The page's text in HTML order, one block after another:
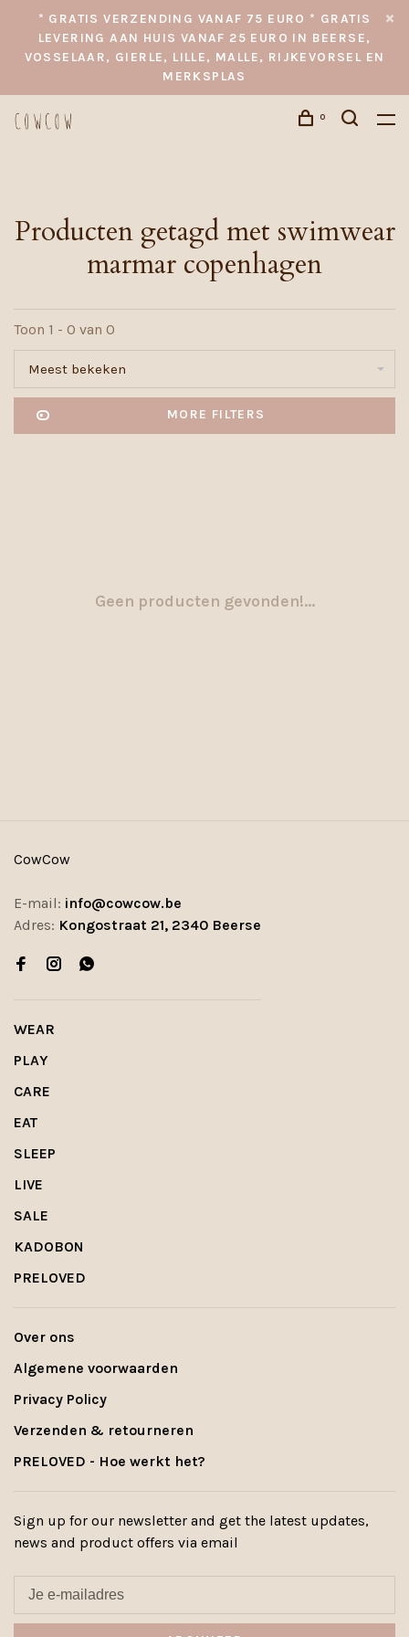
* GRATIS VERZENDING VANAF 75 EURO * GRATIS
LEVERING AAN HUIS VANAF 25 EURO IN BEERSE,
VOSSELAAR, GIERLE, LILLE, MALLE, RIJKEVORSEL EN
MERKSPLAS
0
Producten getagd met swimwear
marmar copenhagen
Toon 1 - 0 van 0
Meest bekeken
MORE FILTERS
Geen producten gevonden!...
CowCow
E-mail: info@cowcow.be
Adres: Kongostraat 21, 2340 Beerse
WEAR
PLAY
CARE
EAT
SLEEP
LIVE
SALE
KADOBON
PRELOVED
Over ons
Algemene voorwaarden
Privacy Policy
Verzenden & retourneren
PRELOVED - Hoe werkt het?
Sign up for our newsletter and get the latest updates,
news and product offers via email